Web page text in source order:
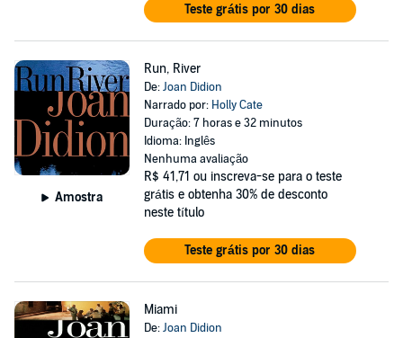
Teste grátis por 30 dias
Amostra
Run, River
De:Joan Didion
Narrado por: Holly Cate
Duração: 7 horas e 32 minutos
Idioma: Inglês
Nenhuma avaliação
R$ 41,71 ou inscreva-se para o teste
grátis e obtenha 30% de desconto
neste título
Teste grátis por 30 dias
Miami
De:Joan Didion